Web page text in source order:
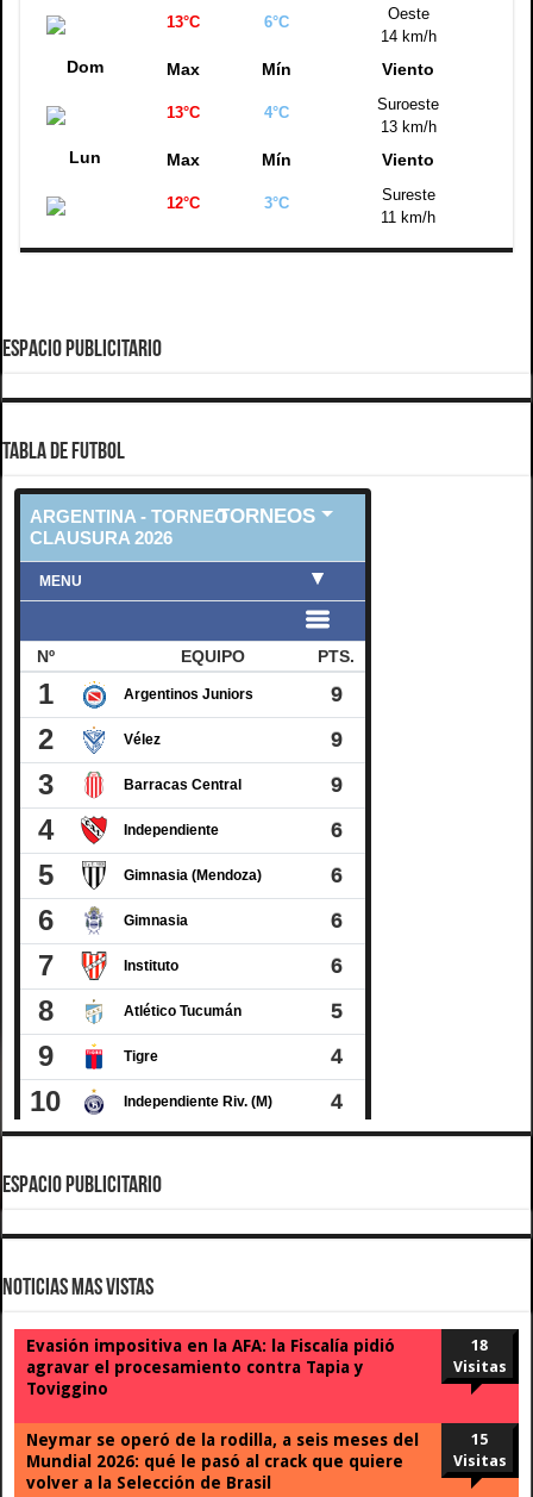
13°C 6°C
Oeste
14 km/h
Dom Max Mín Viento
13°C 4°C
Suroeste
13 km/h
Lun Max Mín Viento
12°C 3°C
Sureste
11 km/h
ESPACIO PUBLICITARIO
TABLA DE FUTBOL
ESPACIO PUBLICITARIO
Noticias Mas Vistas
Evasión impositiva en la AFA: la Fiscalía pidió
agravar el procesamiento contra Tapia y
Toviggino
18
Visitas
Neymar se operó de la rodilla, a seis meses del
Mundial 2026: qué le pasó al crack que quiere
volver a la Selección de Brasil
15
Visitas